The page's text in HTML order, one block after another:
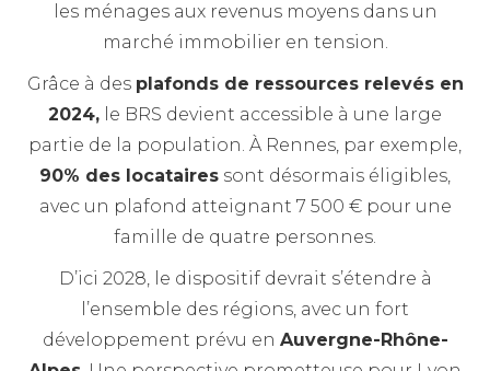
les ménages aux revenus moyens dans un
marché immobilier en tension.
Grâce à des plafonds de ressources relevés en
2024, le BRS devient accessible à une large
partie de la population. À Rennes, par exemple,
90% des locataires sont désormais éligibles,
avec un plafond atteignant 7 500 € pour une
famille de quatre personnes.
D’ici 2028, le dispositif devrait s’étendre à
l’ensemble des régions, avec un fort
développement prévu en Auvergne-Rhône-